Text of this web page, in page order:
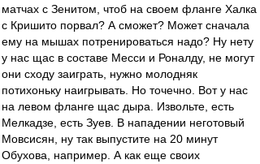
матчах с Зенитом, чтоб на своем фланге Халка
с Кришито порвал? А сможет? Может сначала
ему на мышах потренироваться надо? Ну нету
у нас щас в составе Месси и Роналду, не могут
они сходу заиграть, нужно молодняк
потихоньку наигрывать. Но точечно. Вот у нас
на левом фланге щас дыра. Извольте, есть
Мелкадзе, есть Зуев. В нападении неготовый
Мовсисян, ну так выпустите на 20 минут
Обухова, например. А как еще своих